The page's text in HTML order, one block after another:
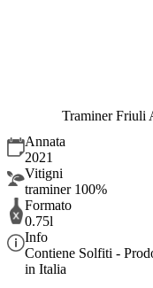
Traminer Friuli
Annata
2021
Vitigni
traminer 100%
Formato
0.75l
Info
Contiene Solfiti -
in Italia